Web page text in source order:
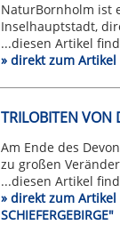
NaturBornholm ist
Inselhauptstadt,
...diesen Artikel
» direkt zum Artikel
TRILOBITEN VON
Am Ende des
zu großen
...diesen Artikel
» direkt zum Artikel
SCHIEFERGEBIRGE"